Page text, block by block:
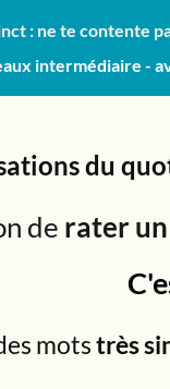
: ne te contente
intermédiaire -
du
de rater
motstrès